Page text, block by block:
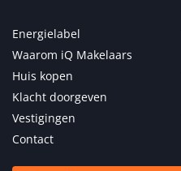
Energielabel
Waarom iQ Makelaars
Huis kopen
Klacht doorgeven
Vestigingen
Contact